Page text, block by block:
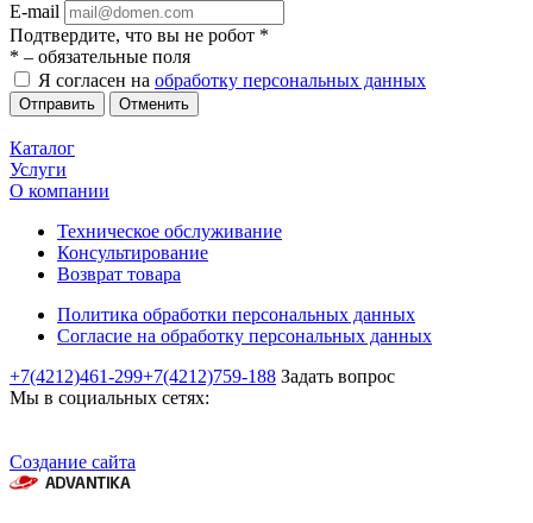
E-mail
Подтвердите, что вы не робот *
* – обязательные поля
Я согласен на обработку персональных данных
Отменить
Каталог
Услуги
О компании
Техническое обслуживание
Консультирование
Возврат товара
Политика обработки персональных данных
Согласие на обработку персональных данных
+7(4212)461-299+7(4212)759-188 Задать вопрос
Мы в социальных сетях:
Создание сайта